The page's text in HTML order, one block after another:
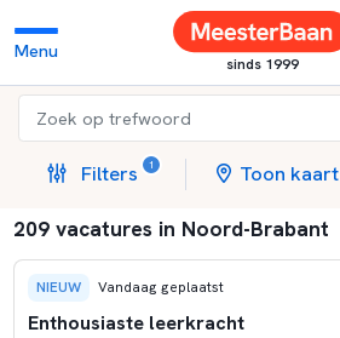
Menu
sinds 1999
Filters 1 Toon kaart
209 vacatures in Noord-Brabant
NIEUW Vandaag geplaatst
Enthousiaste leerkracht